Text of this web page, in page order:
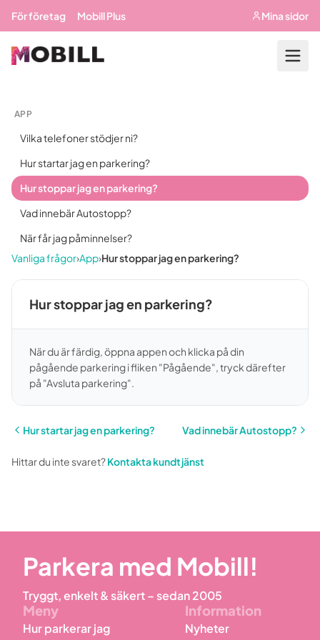
För företag Mobill Plus Mina sidor
APP
Vilka telefoner stödjer ni?
Hur startar jag en parkering?
Hur stoppar jag en parkering?
Vad innebär Autostopp?
När får jag påminnelser?
Vanliga frågor›App›Hur stoppar jag en parkering?
Hur stoppar jag en parkering?
När du är färdig, öppna appen och klicka på din
pågående parkering i fliken "Pågående", tryck därefter
på "Avsluta parkering".
Hur startar jag en parkering? Vad innebär Autostopp?
Hittar du inte svaret?Kontakta kundtjänst
Parkera med Mobill!
Tryggt, enkelt & säkert – sedan 2005
Meny
Hur parkerar jag
Information
Nyheter